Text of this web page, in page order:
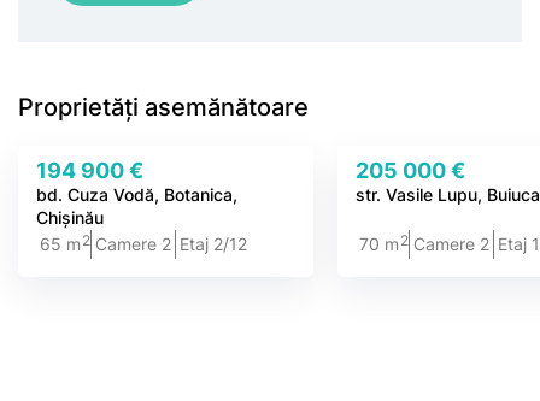
Proprietăți asemănătoare
194 900 €
bd. Cuza Vodă, Botanica,
Chișinău
65 m 2 Camere 2 Etaj 2/12
205 000 €
str. Vasile Lupu,
70 m 2 Camere 2 Etaj